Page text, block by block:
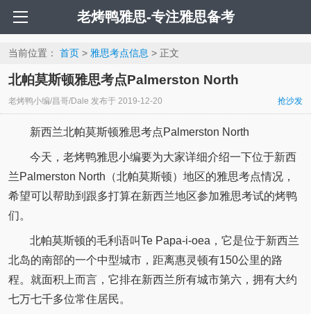
老烤鸭雅思-专注雅思备考
当前位置： 首页> 雅思考点信息 > 正文
北帕莫斯顿雅思考点Palmerston North
老烤鸭小编/昌哥/Dale 发布于 2019-12-20 抢沙发
新西兰北帕莫斯顿雅思考点Palmerston North
今天，老烤鸭雅思小编要为大家详细介绍一下位于新西
兰Palmerston North（北帕莫斯顿）地区的雅思考点情况，
希望可以帮助到跟多打算在新西兰地区参加雅思考试的烤鸭
们。
北帕莫斯顿的毛利语叫Te Papa-i-oea，它是位于新西兰
北岛的南部的一个中型城市，距离惠灵顿有150公里的路
程。就面积上而言，它排在新西兰所有城市第六，拥有大约
七万七千多位常住居民。